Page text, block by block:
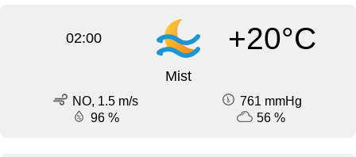
02:00 +20°C
Mist
NO, 1.5 m/s
761 mmHg
96 %
56 %